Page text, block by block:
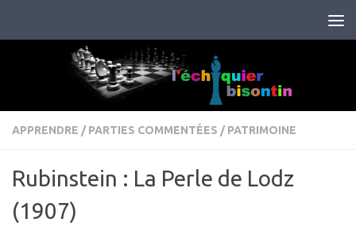
APPRENDRE / PARTIES COMMENTÉES / PATRIMOINE
Rubinstein : La Perle de Lodz
(1907)